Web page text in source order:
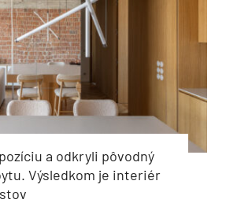
a odkryli pôvodný
Výsledkom je interiér